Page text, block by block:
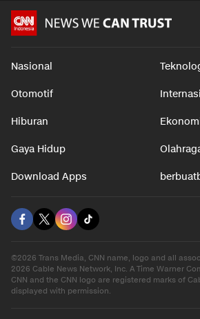
Nasional
Otomotif
Hiburan
Gaya Hidup
Download Apps
©2026 Trans Media, CNN name, logo and all
2026 Cable News Network, Inc. A Time Warner
CNN and the CNN logo are registered marks of
displayed with permission.